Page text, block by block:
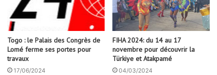
Togo : le Palais des Congrès de
Lomé ferme ses portes pour
travaux
17/06/2024
FIHA 2024: du 14 au 17
novembre pour découvrir la
Türkiye et Atakpamé
04/03/2024